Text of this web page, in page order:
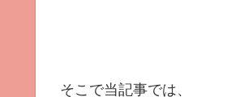
そこで当記事では、